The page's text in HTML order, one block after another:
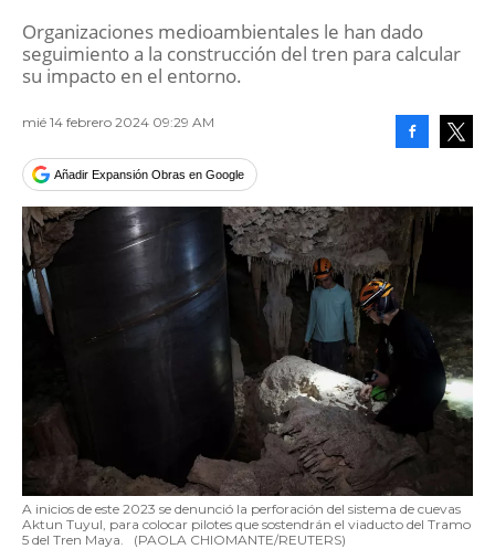
Organizaciones medioambientales le han dado
seguimiento a la construcción del tren para calcular
su impacto en el entorno.
mié 14 febrero 2024 09:29 AM
Añadir Expansión Obras en Google
A inicios de este 2023 se denunció la perforación del sistema de cuevas
Aktun Tuyul, para colocar pilotes que sostendrán el viaducto del Tramo
5 del Tren Maya.
(PAOLA CHIOMANTE/REUTERS)